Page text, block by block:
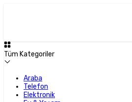
Tüm Kategoriler
Araba
Telefon
Elektronik